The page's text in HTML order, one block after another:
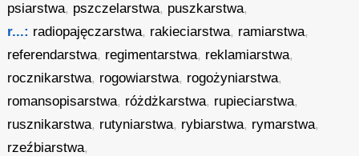
psiarstwa, pszczelarstwa, puszkarstwa,
r...: radiopajęczarstwa, rakieciarstwa, ramiarstwa,
referendarstwa, regimentarstwa, reklamiarstwa,
rocznikarstwa, rogowiarstwa, rogożyniarstwa,
romansopisarstwa, różdżkarstwa, rupieciarstwa,
rusznikarstwa, rutyniarstwa, rybiarstwa, rymarstwa,
rzeźbiarstwa,